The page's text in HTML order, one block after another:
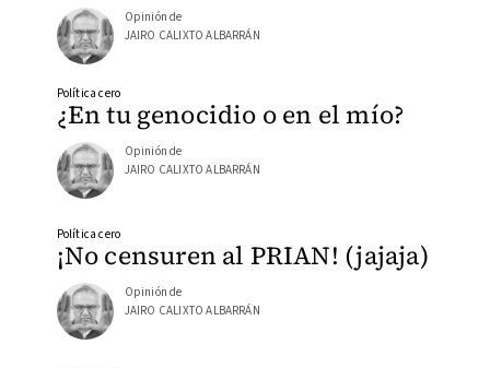
Opinión de
JAIRO CALIXTO ALBARRÁN
¿En tu genocidio o en el mío?
Política cero
Opinión de
JAIRO CALIXTO ALBARRÁN
¡No censuren al PRIAN! (jajaja)
Política cero
Opinión de
JAIRO CALIXTO ALBARRÁN